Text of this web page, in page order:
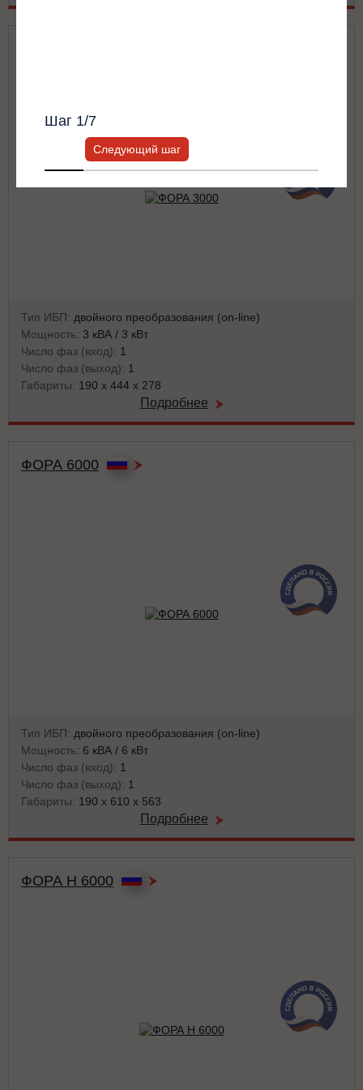
Тип ИБП: двойного преобразования (on-line)
Мощность: 3 кВА / 3 кВт
Число фаз (вход): 1
Число фаз (выход): 1
Габариты: 190 x 444 x 278
Подробнее
ФОРА 6000
Тип ИБП: двойного преобразования (on-line)
Мощность: 6 кВА / 6 кВт
Число фаз (вход): 1
Число фаз (выход): 1
Габариты: 190 x 610 x 563
Подробнее
ФОРА Н 6000
Шаг 1/7
Следующий шаг